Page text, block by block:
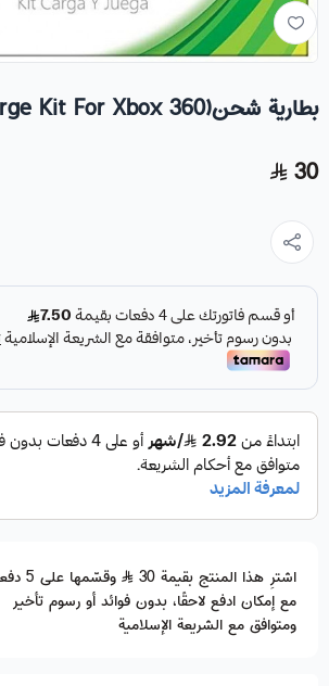
بطارية شحن(Charge Kit For Xbox 360)
30
اشترِ هذا المنتج بقيمة 30
وقسّمها
مع إمكان ادفع لاحقًا، بدون فوائد أو رسوم تأخير
ومتوافق مع الشريعة الإسلامية